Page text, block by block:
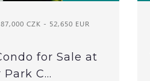
CZK - 52,650 EUR
for Sale at
C...